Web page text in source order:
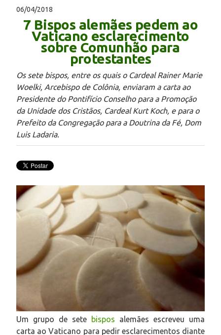
06/04/2018
7 Bispos alemães pedem ao
Vaticano esclarecimento
sobre Comunhão para
protestantes
Os sete bispos, entre os quais o Cardeal Rainer Marie
Woelki, Arcebispo de Colônia, enviaram a carta ao
Presidente do Pontifício Conselho para a Promoção
da Unidade dos Cristãos, Cardeal Kurt Koch, e para o
Prefeito da Congregação para a Doutrina da Fé, Dom
Luis Ladaria.
Um grupo de sete bispos alemães escreveu uma
carta ao Vaticano para pedir esclarecimentos diante